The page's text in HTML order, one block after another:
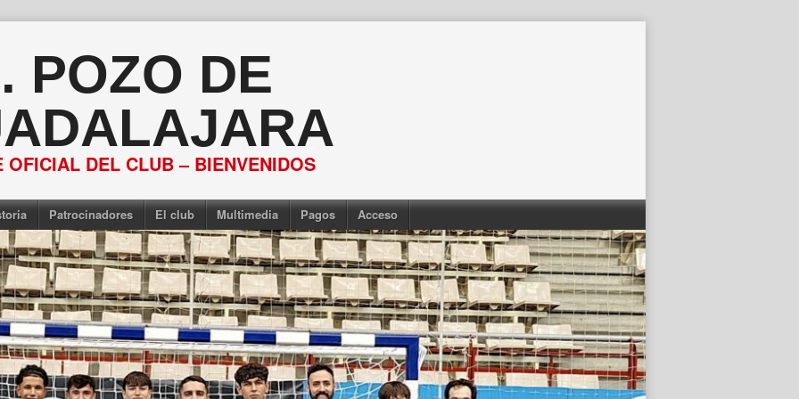
POZO DE
OFICIAL DEL CLUB – BIENVENIDOS
Patrocinadores El club Multimedia Pagos Acceso